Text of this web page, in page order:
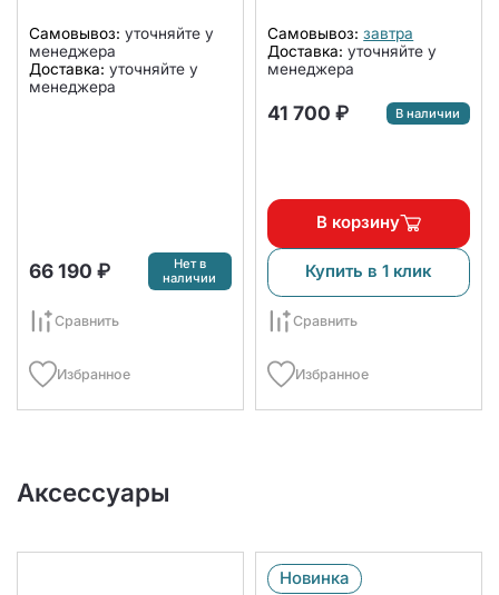
Самовывоз: уточняйте у
менеджера
Доставка: уточняйте у
менеджера
66 190 ₽
Нет в
наличии
Сравнить
Избранное
Самовывоз: завтра
Доставка: уточняйте у
менеджера
41 700 ₽ В наличии
В корзину
Купить в 1 клик
Сравнить
Избранное
Аксессуары
Новинка